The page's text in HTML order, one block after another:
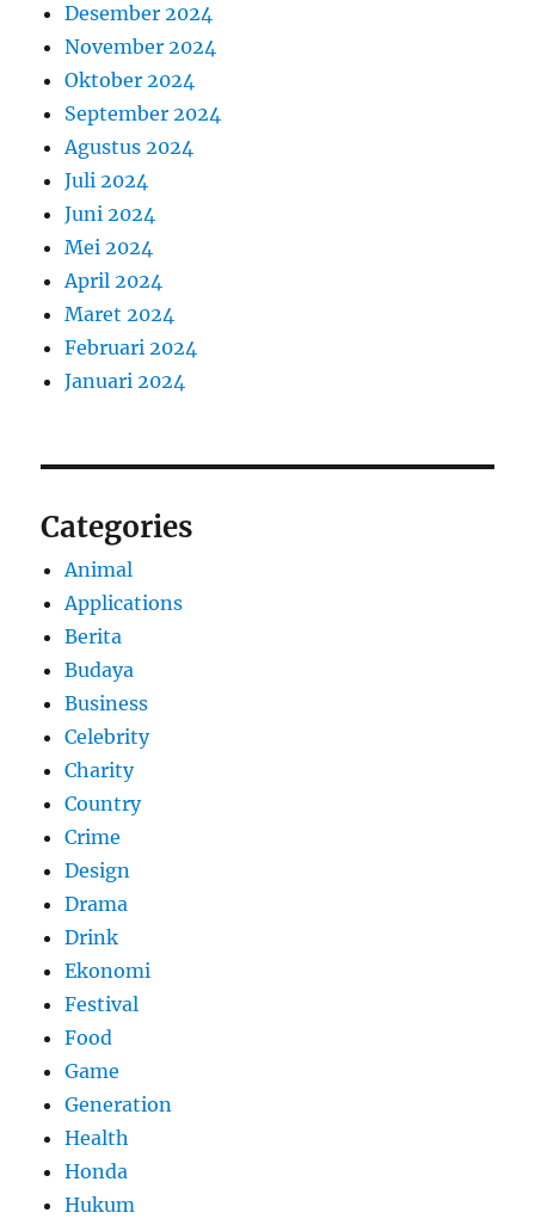
Desember 2024
November 2024
Oktober 2024
September 2024
Agustus 2024
Juli 2024
Juni 2024
Mei 2024
April 2024
Maret 2024
Februari 2024
Januari 2024
Categories
Animal
Applications
Berita
Budaya
Business
Celebrity
Charity
Country
Crime
Design
Drama
Drink
Ekonomi
Festival
Food
Game
Generation
Health
Honda
Hukum